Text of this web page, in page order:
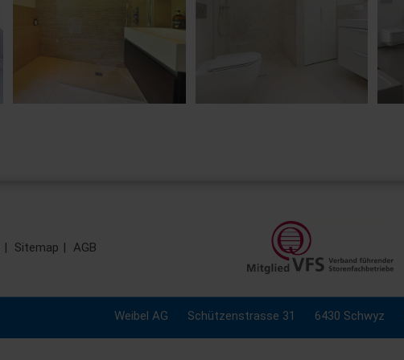
Sitemap AGB
Weibel AG Schützenstrasse 31 6430 Schwyz